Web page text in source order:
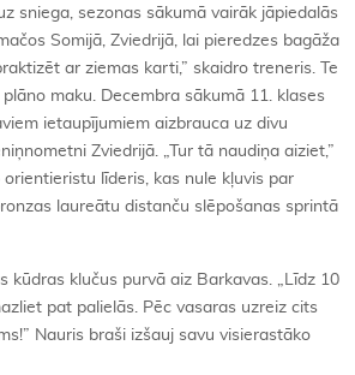
sniega, sezonas sākumā vairāk jāpiedalās
Somijā, Zviedrijā, lai pieredzes bagāža
ar ziemas karti,” skaidro treneris. Te
maku. Decembra sākumā 11. klases
ietaupījumiem aizbrauca uz divu
Zviedrijā. „Tur tā naudiņa aiziet,”
līderis, kas nule kļuvis par
laureātu distanču slēpošanas sprintā
kūdras klučus purvā aiz Barkavas. „Līdz 10
pat palielās. Pēc vasaras uzreiz cits
Nauris braši izšauj savu visierastāko